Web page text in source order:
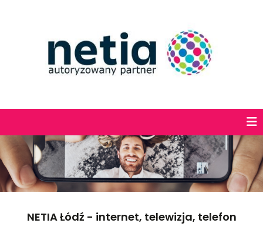
NETIA Łódź - internet, telewizja, telefon